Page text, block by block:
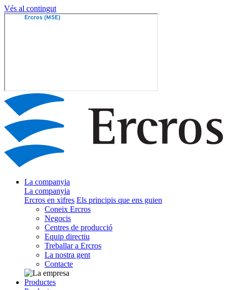
Vés al contingut
La companyia
La companyia
Ercros en xifres Els principis que ens guien
Coneix Ercros
Negocis
Centres de producció
Equip directiu
Treballar a Ercros
La nostra gent
Contacte
Productes